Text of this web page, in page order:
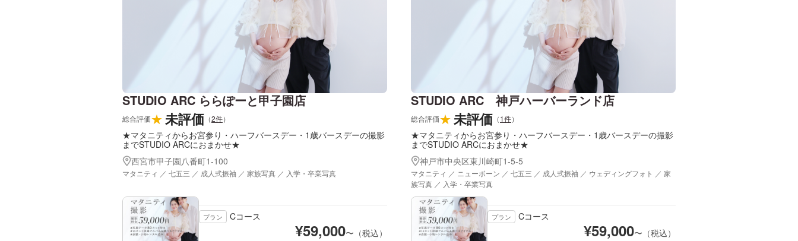
STUDIO ARC ららぽーと甲子園店
総合評価★未評価 （2件）
★マタニティからお宮参り・ハーフバースデー・1歳バースデーの撮影
までSTUDIO ARCにおまかせ★
西宮市甲子園八番町1‐100
マタニティ ／ 七五三 ／ 成人式振袖 ／ 家族写真 ／ 入学・卒業写真
プラン Cコース
¥59,000〜（税込）
STUDIO ARC 神戸ハーバーランド店
総合評価★未評価 （1件）
★マタニティからお宮参り・ハーフバースデー・1歳バースデーの撮影
までSTUDIO ARCにおまかせ★
神戸市中央区東川崎町1-5-5
マタニティ ／ ニューボーン ／ 七五三 ／ 成人式振袖 ／ ウェディングフォト ／ 家
族写真 ／ 入学・卒業写真
プラン Cコース
¥59,000〜（税込）